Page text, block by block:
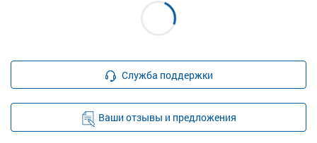
Служба поддержки
Ваши отзывы и предложения